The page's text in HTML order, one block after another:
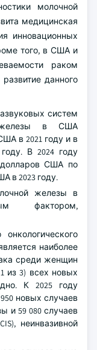
молочной
медицинская
инновационных
того, в США и
раком
данного
систем
железы в США
в 2021 году и в
В 2024 году
США по
в 2023 году.
железы в
фактором,
наиболее
среди женщин
из 3) всех новых
К 2025 году
новых случаев
и 59 080 случаев
неинвазивной